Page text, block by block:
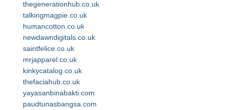
thegenerationhub.co.uk
talkingmagpie.co.uk
humancotton.co.uk
newdawndigitals.co.uk
saintfelice.co.uk
mrjapparel.co.uk
kinkycatalog.co.uk
thefaciahub.co.uk
yayasanbinabakti.com
paudtunasbangsa.com